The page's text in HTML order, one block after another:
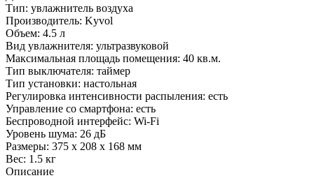
Тип: увлажнитель воздуха
Производитель: Kyvol
Объем: 4.5 л
Вид увлажнителя: ультразвуковой
Максимальная площадь помещения: 40 кв.м.
Тип выключателя: таймер
Тип установки: настольная
Регулировка интенсивности распыления: есть
Управление со смартфона: есть
Беспроводной интерфейс: Wi-Fi
Уровень шума: 26 дБ
Размеры: 375 х 208 х 168 мм
Вес: 1.5 кг
Описание